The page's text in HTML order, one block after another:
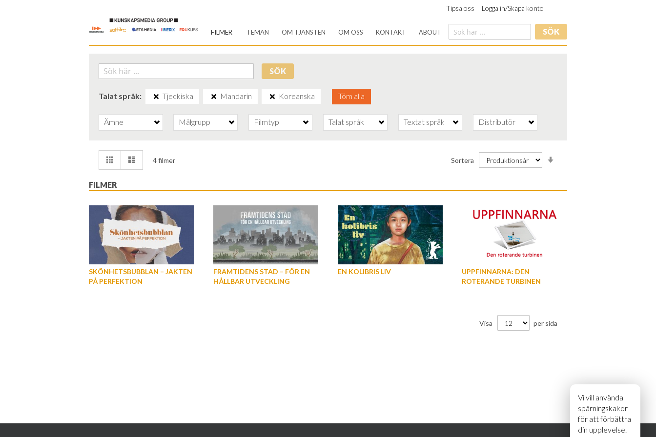
Vi vill använda
spårningskakor
för att förbättra
din upplevelse.
Tipsa oss Logga in/Skapa konto
Content
FILMER TEMAN OM TJÄNSTEN OM OSS KONTAKT ABOUT SÖK
SÖK
Talat språk Tjeckiska Mandarin Koreanska Töm alla
Ämne Målgrupp Filmtyp Talat språk Textat språk Distributör
Visa
som
Rutnät 4filmer Sortera
FILMER
SKÖNHETSBUBBLAN – JAKTEN
PÅ PERFEKTION
FRAMTIDENS STAD – FÖR EN
HÅLLBAR UTVECKLING
EN KOLIBRIS LIV
UPPFINNARNA: DEN
ROTERANDE TURBINEN
Visa per sida